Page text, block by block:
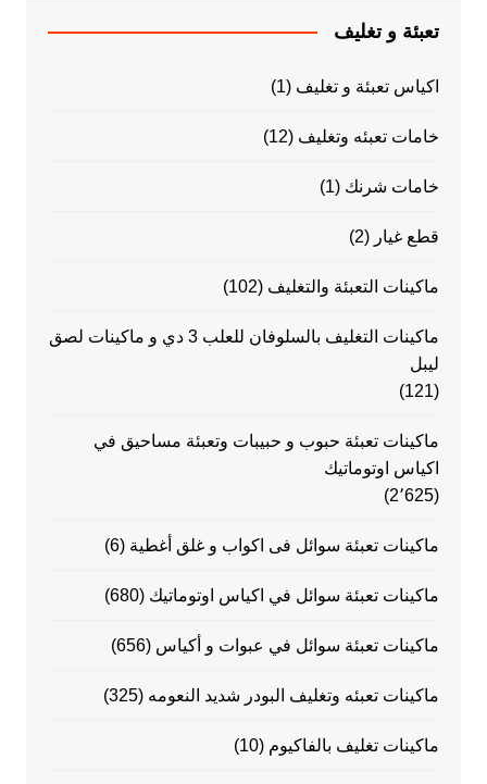
تعبئة و تغليف
اكياس تعبئة و تغليف (1)
خامات تعبئه وتغليف (12)
خامات شرنك (1)
قطع غيار (2)
ماكينات التعبئة والتغليف (102)
ماكينات التغليف بالسلوفان للعلب 3 دي و ماكينات لصق
ليبل
(121)
ماكينات تعبئة حبوب و حبيبات وتعبئة مساحيق في
اكياس اوتوماتيك
(2٬625)
ماكينات تعبئة سوائل فى اكواب و غلق أغطية (6)
ماكينات تعبئة سوائل في اكياس اوتوماتيك (680)
ماكينات تعبئة سوائل في عبوات و أكياس (656)
ماكينات تعبئه وتغليف البودر شديد النعومه (325)
ماكينات تغليف بالفاكيوم (10)